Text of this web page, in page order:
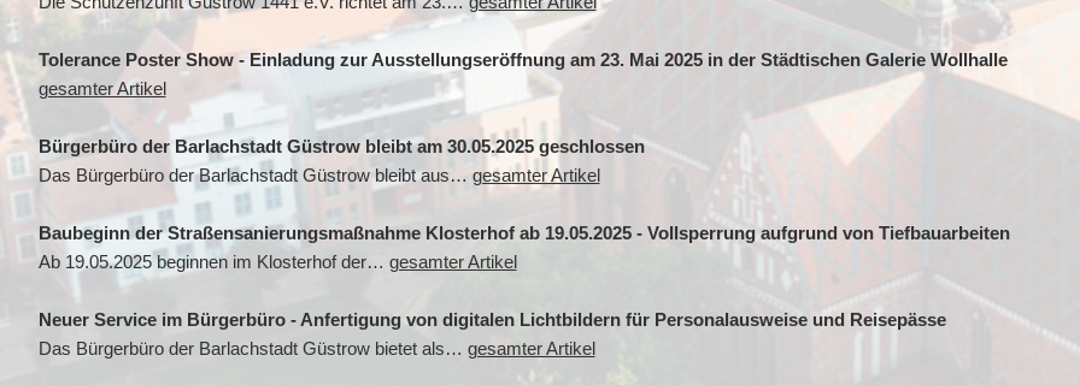
Tolerance Poster Show - Einladung zur Ausstellungseröffnung am 23. Mai 2025 in der Städtischen Galerie Wollhalle
gesamter Artikel
Bürgerbüro der Barlachstadt Güstrow bleibt am 30.05.2025 geschlossen
Das Bürgerbüro der Barlachstadt Güstrow bleibt aus… gesamter Artikel
Baubeginn der Straßensanierungsmaßnahme Klosterhof ab 19.05.2025 - Vollsperrung aufgrund von Tiefbauarbeiten
Ab 19.05.2025 beginnen im Klosterhof der… gesamter Artikel
Neuer Service im Bürgerbüro - Anfertigung von digitalen Lichtbildern für Personalausweise und Reisepässe
Das Bürgerbüro der Barlachstadt Güstrow bietet als… gesamter Artikel